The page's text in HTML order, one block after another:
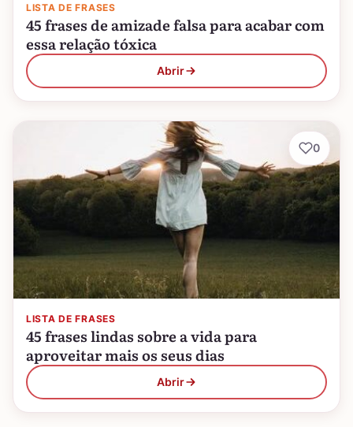
LISTA DE FRASES
45 frases de amizade falsa para acabar com
essa relação tóxica
Abrir
LISTA DE FRASES
45 frases lindas sobre a vida para
aproveitar mais os seus dias
Abrir
0